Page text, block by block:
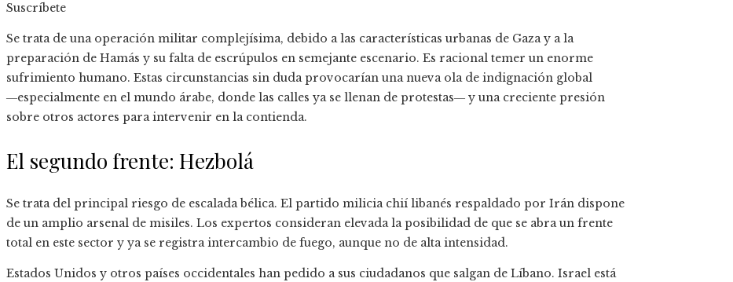
Suscríbete
Se trata de una operación militar complejísima, debido a las características urbanas de Gaza y a la
preparación de Hamás y su falta de escrúpulos en semejante escenario. Es racional temer un enorme
sufrimiento humano. Estas circunstancias sin duda provocarían una nueva ola de indignación global
―especialmente en el mundo árabe, donde las calles ya se llenan de protestas― y una creciente presión
sobre otros actores para intervenir en la contienda.
El segundo frente: Hezbolá
Se trata del principal riesgo de escalada bélica. El partido milicia chií libanés respaldado por Irán dispone
de un amplio arsenal de misiles. Los expertos consideran elevada la posibilidad de que se abra un frente
total en este sector y ya se registra intercambio de fuego, aunque no de alta intensidad.
Estados Unidos y otros países occidentales han pedido a sus ciudadanos que salgan de Líbano. Israel está